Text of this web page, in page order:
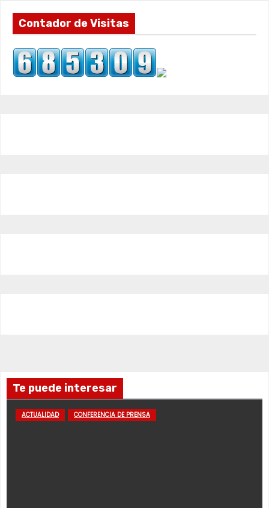
Contador de Visitas
Te puede interesar
ACTUALIDAD CONFERENCIA DE PRENSA